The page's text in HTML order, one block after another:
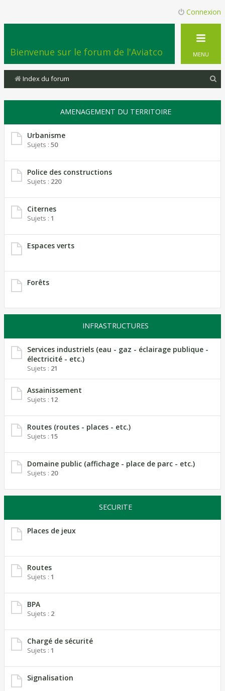
Connexion
Bienvenue sur le forum de l'Aviatco MENU
Index du forum
c
AMENAGEMENT DU TERRITOIRE
Urbanisme
Sujets : 50
Police des constructions
Sujets : 220
Citernes
Sujets : 1
Espaces verts
Forêts
INFRASTRUCTURES
Services industriels (eau - gaz - éclairage publique -
électricité - etc.)
Sujets : 21
Assainissement
Sujets : 12
Routes (routes - places - etc.)
Sujets : 15
Domaine public (affichage - place de parc - etc.)
Sujets : 20
SECURITE
Places de jeux
Routes
Sujets : 1
BPA
Sujets : 2
Chargé de sécurité
Sujets : 1
Signalisation